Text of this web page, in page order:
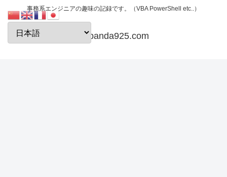
事務系エンジニアの趣味の記録です。（VBA PowerShell etc..）
papanda925.com